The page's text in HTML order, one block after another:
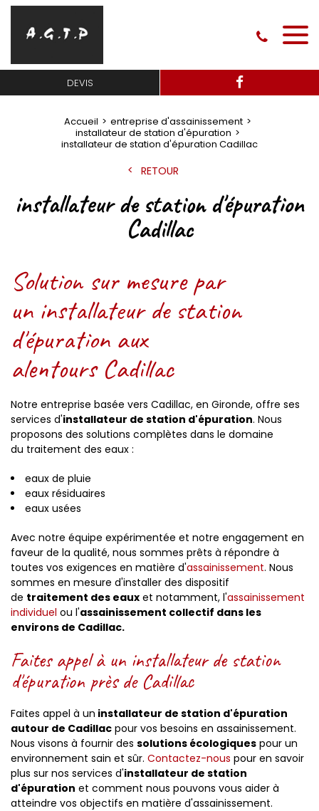
DEVIS
Accueil
entreprise d'assainissement
installateur de station d'épuration
installateur de station d'épuration Cadillac
RETOUR
installateur de station d'épuration
Cadillac
Solution sur mesure par
un installateur de station
d'épuration aux
alentours Cadillac
Notre entreprise basée vers Cadillac, en Gironde, offre ses
services d'installateur de station d'épuration. Nous
proposons des solutions complètes dans le domaine
du traitement des eaux :
eaux de pluie
eaux résiduaires
eaux usées
Avec notre équipe expérimentée et notre engagement en
faveur de la qualité, nous sommes prêts à répondre à
toutes vos exigences en matière d'assainissement. Nous
sommes en mesure d'installer des dispositif
de traitement des eaux et notamment, l'assainissement
individuel ou l'assainissement collectif dans les
environs de Cadillac.
Faites appel à un installateur de station
d'épuration près de Cadillac
Faites appel à un installateur de station d'épuration
autour de Cadillac pour vos besoins en assainissement.
Nous visons à fournir des solutions écologiques pour un
environnement sain et sûr. Contactez-nous pour en savoir
plus sur nos services d'installateur de station
d'épuration et comment nous pouvons vous aider à
atteindre vos objectifs en matière d'assainissement.